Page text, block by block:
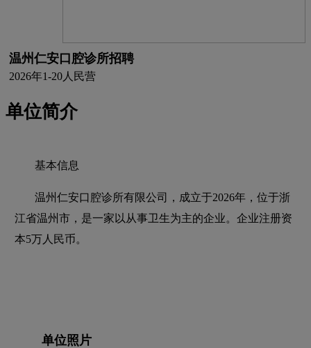
温州仁安口腔诊所招聘
2026年1-20人 民营
单位简介
基本信息
温州仁安口腔诊所有限公司，成立于2026年，位于浙
江省温州市，是一家以从事卫生为主的企业。企业注册资
本5万人民币。
单位照片